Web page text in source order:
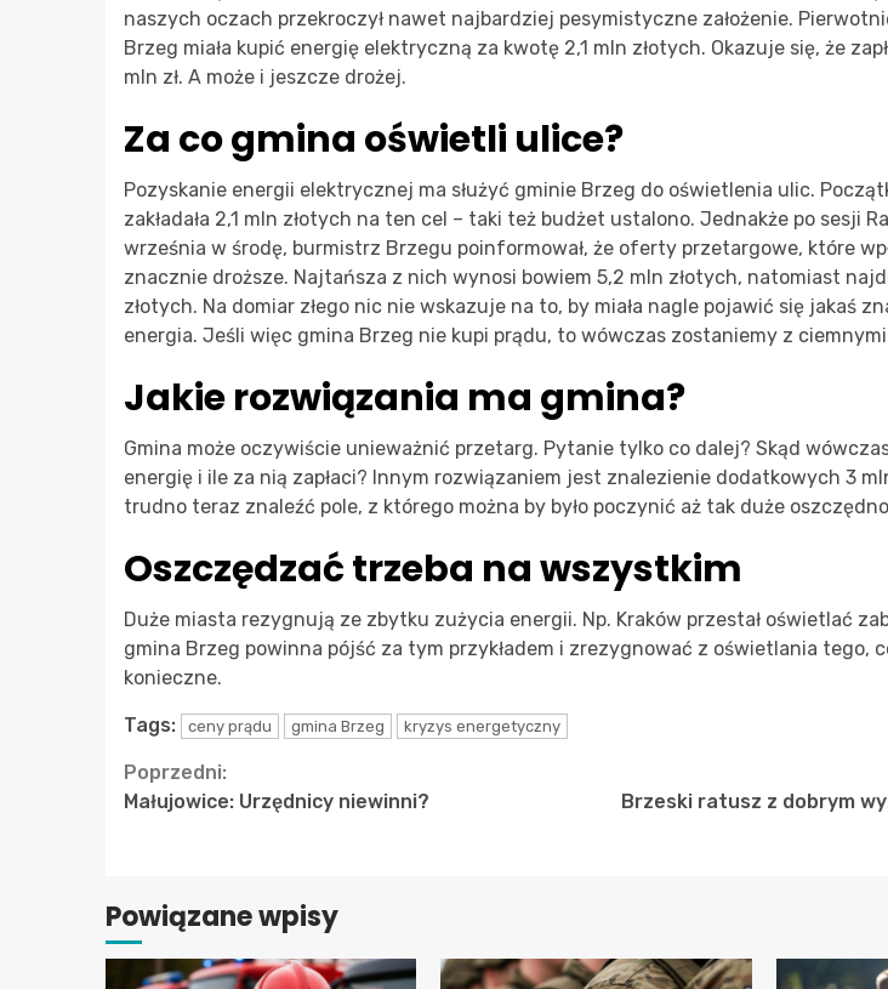
naszych oczach przekroczył nawet najbardziej pesymistyczne założenie.
Brzeg miała kupić energię elektryczną za kwotę 2,1 mln złotych. Okazuje się, że
mln zł. A może i jeszcze drożej.
Za co gmina oświetli ulice?
Pozyskanie energii elektrycznej ma służyć gminie Brzeg do oświetlenia ulic.
zakładała 2,1 mln złotych na ten cel – taki też budżet ustalono. Jednakże po sesji
września w środę, burmistrz Brzegu poinformował, że oferty przetargowe, które
znacznie droższe. Najtańsza z nich wynosi bowiem 5,2 mln złotych, natomiast
złotych. Na domiar złego nic nie wskazuje na to, by miała nagle pojawić się jakaś
energia. Jeśli więc gmina Brzeg nie kupi prądu, to wówczas zostaniemy z
Jakie rozwiązania ma gmina?
Gmina może oczywiście unieważnić przetarg. Pytanie tylko co dalej? Skąd
energię i ile za nią zapłaci? Innym rozwiązaniem jest znalezienie dodatkowych 3
trudno teraz znaleźć pole, z którego można by było poczynić aż tak duże
Oszczędzać trzeba na wszystkim
Duże miasta rezygnują ze zbytku zużycia energii. Np. Kraków przestał oświetlać
gmina Brzeg powinna pójść za tym przykładem i zrezygnować z oświetlania tego,
konieczne.
Tags: ceny prądu gmina Brzeg kryzys energetyczny
Continue
Reading
Poprzedni:
Małujowice: Urzędnicy niewinni?
Brzeski ratusz z dobrym
Powiązane wpisy